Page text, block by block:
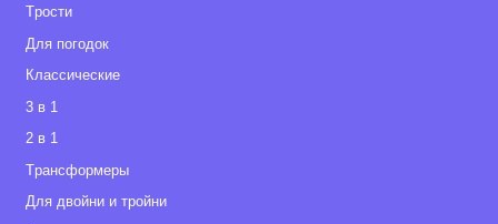
Tрости
Для погодок
Классические
3 в 1
2 в 1
Tрансформеры
Для двойни и тройни